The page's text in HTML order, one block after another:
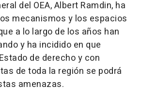
del OEA, Albert Ramdin, ha
mecanismos y los espacios
a lo largo de los años han
y ha incidido en que
de derecho y con
de toda la región se podrá
amenazas.